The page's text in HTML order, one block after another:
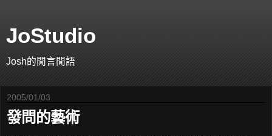
JoStudio
Josh的閒言閒語
2005/01/03
發問的藝術